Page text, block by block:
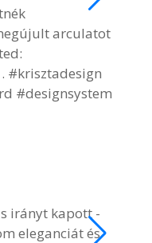
irányt kapott -
eleganciát és